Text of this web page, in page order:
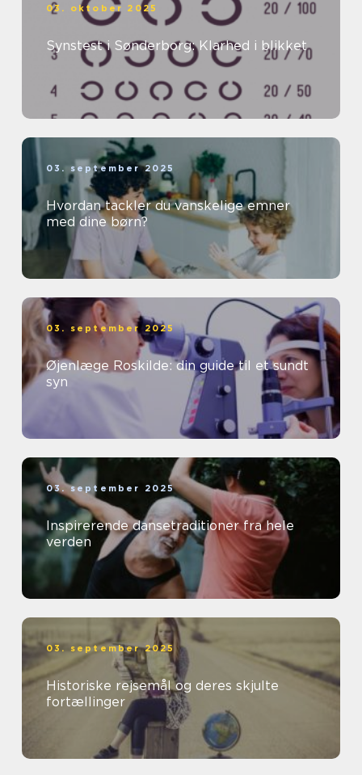
03. oktober 2025
Synstest i Sønderborg: Klarhed i blikket
03. september 2025
Hvordan tackler du vanskelige emner
med dine børn?
03. september 2025
Øjenlæge Roskilde: din guide til et sundt
syn
03. september 2025
Inspirerende dansetraditioner fra hele
verden
03. september 2025
Historiske rejsemål og deres skjulte
fortællinger